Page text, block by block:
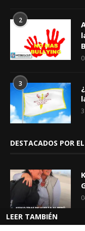
2
3
DESTACADOS POR
LEER TAMBIÉN